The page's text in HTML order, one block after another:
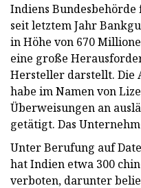
Indiens
seit letztem Jahr
in Höhe von 670
eine große
Hersteller darstellt. Die
habe im Namen von
Überweisungen an
getätigt. Das
Unter Berufung auf
hat Indien etwa 300
verboten, darunter